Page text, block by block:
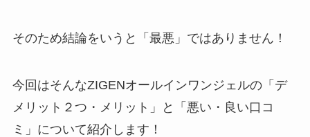
そのため結論をいうと「最悪」ではありません！
今回はそんなZIGENオールインワンジェルの「デ
メリット２つ・メリット」と「悪い・良い口コ
ミ」について紹介します！